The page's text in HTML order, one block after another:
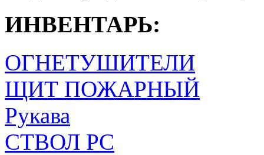
ИНВЕНТАРЬ:
ОГНЕТУШИТЕЛИ
ЩИТ ПОЖАРНЫЙ
Рукава
СТВОЛ РС